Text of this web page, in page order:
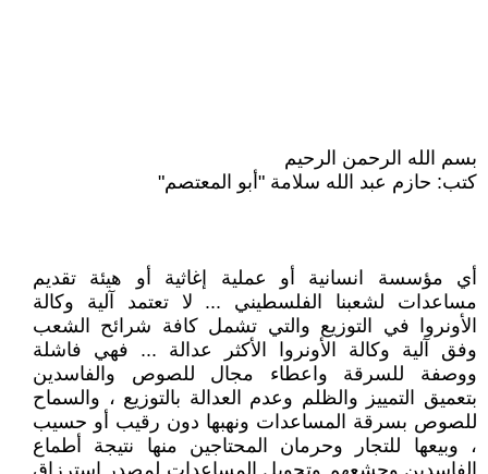
بسم الله الرحمن الرحيم
كتب: حازم عبد الله سلامة "أبو المعتصم"
أي مؤسسة انسانية أو عملية إغاثية أو هيئة تقديم
مساعدات لشعبنا الفلسطيني ... لا تعتمد آلية وكالة
الأونروا في التوزيع والتي تشمل كافة شرائح الشعب
وفق آلية وكالة الأونروا الأكثر عدالة ... فهي فاشلة
ووصفة للسرقة واعطاء مجال للصوص والفاسدين
بتعميق التمييز والظلم وعدم العدالة بالتوزيع ، والسماح
للصوص بسرقة المساعدات ونهبها دون رقيب أو حسيب
، وبيعها للتجار وحرمان المحتاجين منها نتيجة أطماع